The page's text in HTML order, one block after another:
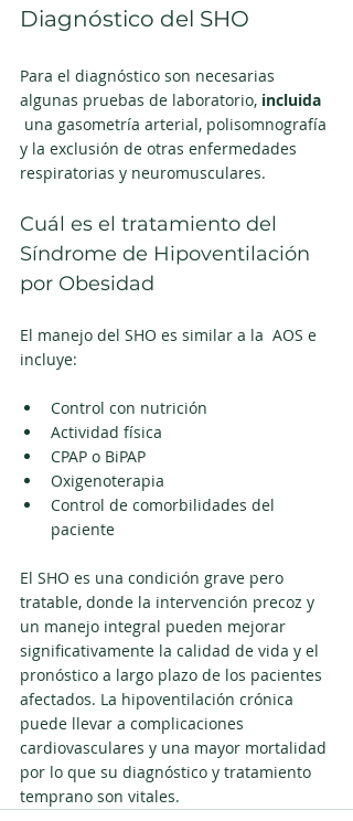
Diagnóstico del SHO
Para el diagnóstico son necesarias
algunas pruebas de laboratorio, incluida
una gasometría arterial, polisomnografía
y la exclusión de otras enfermedades
respiratorias y neuromusculares.
Cuál es el tratamiento del
Síndrome de Hipoventilación
por Obesidad
El manejo del SHO es similar a la  AOS e
incluye:
Control con nutrición
Actividad física
CPAP o BiPAP
Oxigenoterapia
Control de comorbilidades del
paciente
El SHO es una condición grave pero
tratable, donde la intervención precoz y
un manejo integral pueden mejorar
significativamente la calidad de vida y el
pronóstico a largo plazo de los pacientes
afectados. La hipoventilación crónica
puede llevar a complicaciones
cardiovasculares y una mayor mortalidad
por lo que su diagnóstico y tratamiento
temprano son vitales.